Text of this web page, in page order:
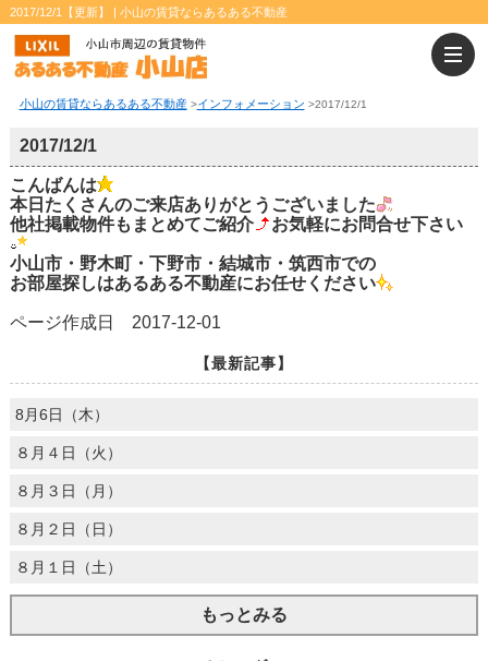
2017/12/1【更新】 | 小山の賃貸ならあるある不動産
小山の賃貸ならあるある不動産>インフォメーション >2017/12/1
2017/12/1
こんばんは
本日たくさんのご来店ありがとうございました
他社掲載物件もまとめてご紹介
お気軽にお問合せ下さい
小山市・野木町・下野市・結城市・筑西市での
お部屋探しはあるある不動産にお任せください
ページ作成日 2017-12-01
【最新記事】
8月6日（木）
８月４日（火）
８月３日（月）
８月２日（日）
８月１日（土）
もっとみる